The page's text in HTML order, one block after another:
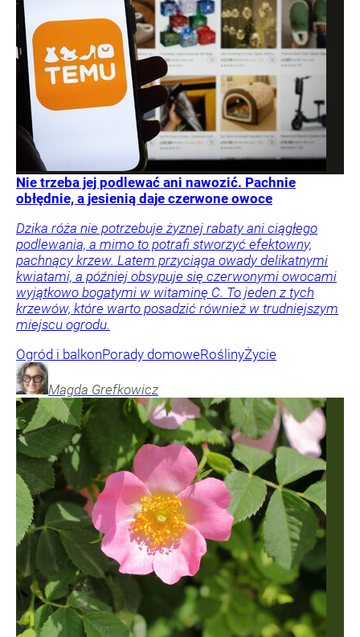
Nie trzeba jej podlewać ani nawozić. Pachnie
obłędnie, a jesienią daje czerwone owoce
Dzika róża nie potrzebuje żyznej rabaty ani ciągłego
podlewania, a mimo to potrafi stworzyć efektowny,
pachnący krzew. Latem przyciąga owady delikatnymi
kwiatami, a później obsypuje się czerwonymi owocami
wyjątkowo bogatymi w witaminę C. To jeden z tych
krzewów, które warto posadzić również w trudniejszym
miejscu ogrodu.
Ogród i balkonPorady domoweRoślinyŻycie
Magda Grefkowicz